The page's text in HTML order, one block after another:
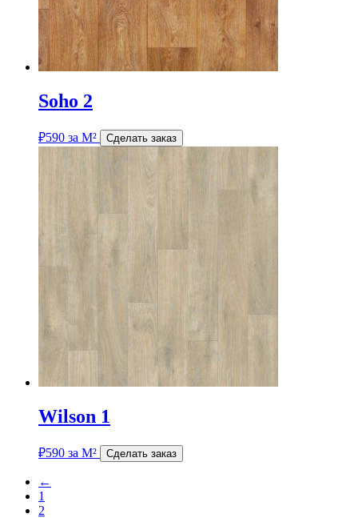
Soho 2
₽590 за М² Сделать заказ
Wilson 1
₽590 за М² Сделать заказ
←
1
2